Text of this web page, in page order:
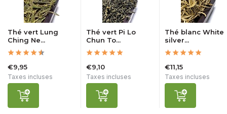
Thé vert Lung
Ching Ne...
€9,95
Taxes incluses
Thé vert Pi Lo
Chun To...
€9,10
Taxes incluses
Thé blanc White
silver...
€11,15
Taxes incluses